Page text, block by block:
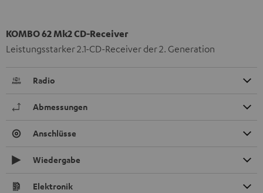
KOMBO 62 Mk2 CD-Receiver
Leistungsstarker 2.1-CD-Receiver der 2. Generation
Radio
Abmessungen
Anschlüsse
Wiedergabe
Elektronik